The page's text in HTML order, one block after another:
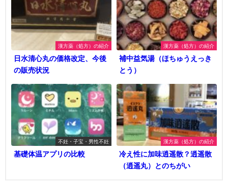
漢方薬（処方）の紹介
日水清心丸の価格改定、今後
の販売状況
漢方薬（処方）の紹介
補中益気湯（ほちゅうえっき
とう）
不妊・子宝・男性不妊
基礎体温アプリの比較
漢方薬（処方）の紹介
冷え性に加味逍遥散？逍遥散
（逍遥丸）とのちがい